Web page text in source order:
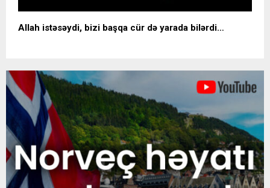
Allah istəsəydi, bizi başqa cür də yarada bilərdi…